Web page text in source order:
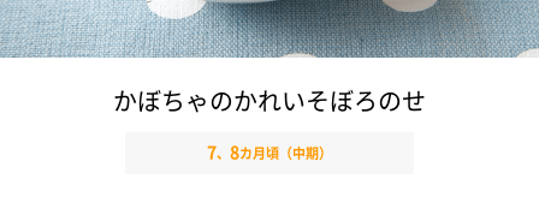
かぼちゃのかれいそぼろのせ
7、 8カ月頃（中期）